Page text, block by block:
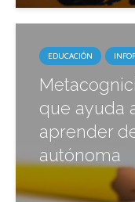
EDUCACIÓN
que ayuda
aprender
autónoma